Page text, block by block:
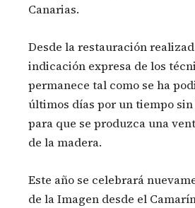
Canarias.
Desde la restauración
indicación expresa de los
permanece tal como se ha
últimos días por un tiempo
para que se produzca una
de la madera.
Este año se celebrará
de la Imagen desde el